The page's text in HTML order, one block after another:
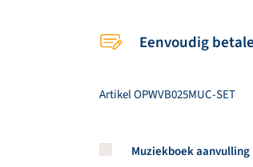
Eenvoudig
ArtikelOPWVB025MUC-SET
Koop een stuk van dit
Muziekboek